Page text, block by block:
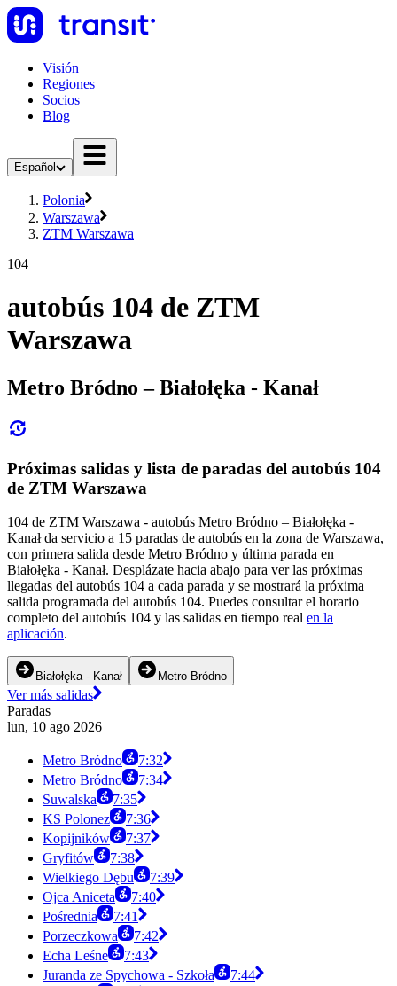
Visión
Regiones
Socios
Blog
Español
Polonia
Warszawa
ZTM Warszawa
104
autobús 104 de ZTM
Warszawa
Metro Bródno – Białołęka - Kanał
Próximas salidas y lista de paradas del autobús 104
de ZTM Warszawa
104 de ZTM Warszawa - autobús Metro Bródno – Białołęka -
Kanał da servicio a 15 paradas de autobús en la zona de Warszawa,
con primera salida desde Metro Bródno y última parada en
Białołęka - Kanał. Desplázate hacia abajo para ver las próximas
llegadas del autobús 104 a cada parada y se mostrará la próxima
salida programada del autobús 104. Puedes consultar el horario
completo del autobús 104 y las salidas en tiempo real en la
aplicación.
Białołęka - Kanał Metro Bródno
Ver más salidas
Paradas
lun, 10 ago 2026
Metro Bródno
7:32
Metro Bródno
7:34
Suwalska
7:35
KS Polonez
7:36
Kopijników
7:37
Gryfitów
7:38
Wielkiego Dębu
7:39
Ojca Aniceta
7:40
Pośrednia
7:41
Porzeczkowa
7:42
Echa Leśne
7:43
Juranda ze Spychowa - Szkoła
7:44